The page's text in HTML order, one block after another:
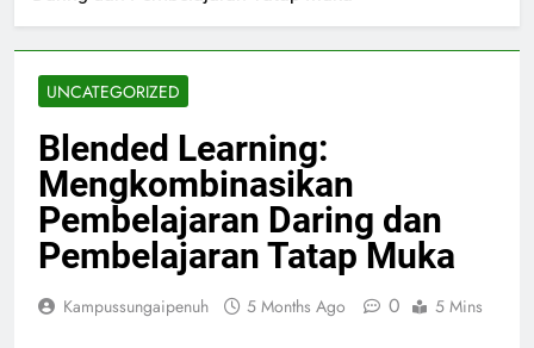
UNCATEGORIZED
Blended Learning:
Mengkombinasikan
Pembelajaran Daring dan
Pembelajaran Tatap Muka
Kampussungaipenuh 5 Months Ago 0 5 Mins